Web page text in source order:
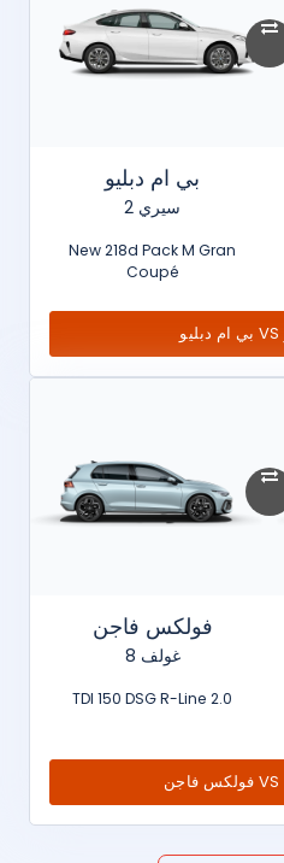
بي ام دبليو
سيري 2
New 218d Pack M Gran
Coupé
فولكس فاجن
غولف 8
2.0 TDI 150 DSG R-Line